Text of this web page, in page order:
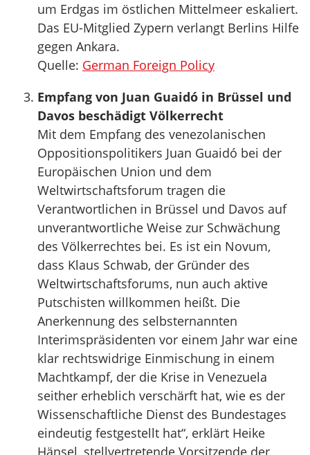
um Erdgas im östlichen Mittelmeer eskaliert.
Das EU-Mitglied Zypern verlangt Berlins Hilfe
gegen Ankara.
Quelle: German Foreign Policy
Empfang von Juan Guaidó in Brüssel und
Davos beschädigt Völkerrecht
Mit dem Empfang des venezolanischen
Oppositionspolitikers Juan Guaidó bei der
Europäischen Union und dem
Weltwirtschaftsforum tragen die
Verantwortlichen in Brüssel und Davos auf
unverantwortliche Weise zur Schwächung
des Völkerrechtes bei. Es ist ein Novum,
dass Klaus Schwab, der Gründer des
Weltwirtschaftsforums, nun auch aktive
Putschisten willkommen heißt. Die
Anerkennung des selbsternannten
Interimspräsidenten vor einem Jahr war eine
klar rechtswidrige Einmischung in einem
Machtkampf, der die Krise in Venezuela
seither erheblich verschärft hat, wie es der
Wissenschaftliche Dienst des Bundestages
eindeutig festgestellt hat“, erklärt Heike
Hänsel, stellvertretende Vorsitzende der